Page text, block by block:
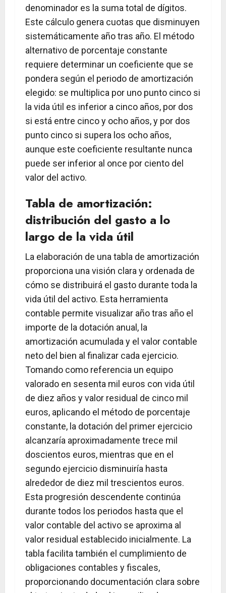
denominador es la suma total de dígitos.
Este cálculo genera cuotas que disminuyen
sistemáticamente año tras año. El método
alternativo de porcentaje constante
requiere determinar un coeficiente que se
pondera según el periodo de amortización
elegido: se multiplica por uno punto cinco si
la vida útil es inferior a cinco años, por dos
si está entre cinco y ocho años, y por dos
punto cinco si supera los ocho años,
aunque este coeficiente resultante nunca
puede ser inferior al once por ciento del
valor del activo.
Tabla de amortización:
distribución del gasto a lo
largo de la vida útil
La elaboración de una tabla de amortización
proporciona una visión clara y ordenada de
cómo se distribuirá el gasto durante toda la
vida útil del activo. Esta herramienta
contable permite visualizar año tras año el
importe de la dotación anual, la
amortización acumulada y el valor contable
neto del bien al finalizar cada ejercicio.
Tomando como referencia un equipo
valorado en sesenta mil euros con vida útil
de diez años y valor residual de cinco mil
euros, aplicando el método de porcentaje
constante, la dotación del primer ejercicio
alcanzaría aproximadamente trece mil
doscientos euros, mientras que en el
segundo ejercicio disminuiría hasta
alrededor de diez mil trescientos euros.
Esta progresión descendente continúa
durante todos los periodos hasta que el
valor contable del activo se aproxima al
valor residual establecido inicialmente. La
tabla facilita también el cumplimiento de
obligaciones contables y fiscales,
proporcionando documentación clara sobre